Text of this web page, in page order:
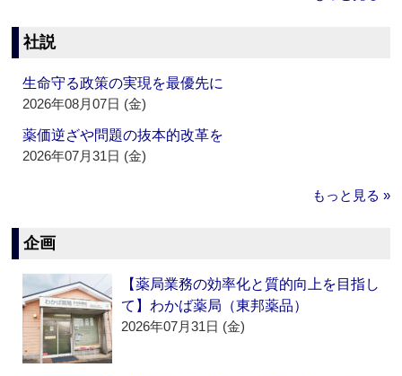
社説
生命守る政策の実現を最優先に
2026年08月07日 (金)
薬価逆ざや問題の抜本的改革を
2026年07月31日 (金)
もっと見る »
企画
【薬局業務の効率化と質的向上を目指し
て】わかば薬局（東邦薬品）
2026年07月31日 (金)